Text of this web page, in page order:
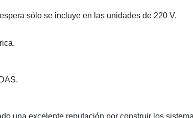
sólo se incluye en las unidades de 220 V.